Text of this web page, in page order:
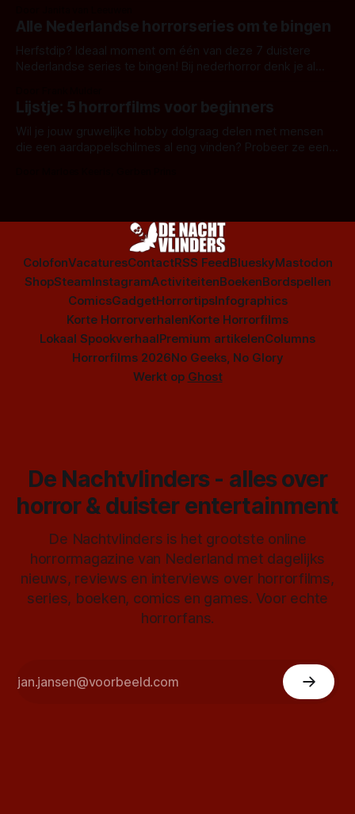
Alle Nederlandse horrorseries om te bingen
Herfstdip? Ideaal moment om één van deze 7 duistere
Nederlandse series te bingen! Bij nederhorror denk je al
Amsterdamned of The Johnsons. Maar Nederlandse horror
is niet beperkt tot films. Hier een aantal Nederlandse tv-
series uit het duistere of horrorgenre. Als
Lijstje: 5 horrorfilms voor beginners
Wil je jouw gruwelijke hobby dolgraag delen met mensen
die een aardappelschilmes al eng vinden? Probeer ze eens
ColofonVacaturesContactRSS FeedBlueskyMastodon
ShopSteamInstagramActiviteitenBoekenBordspellen
ComicsGadgetHorrortipsInfographics
Korte HorrorverhalenKorte Horrorfilms
Lokaal SpookverhaalPremium artikelenColumns
Horrorfilms 2026No Geeks, No Glory
Werkt op Ghost
De Nachtvlinders - alles over
horror & duister entertainment
De Nachtvlinders is het grootste online
horrormagazine van Nederland met dagelijks
nieuws, reviews en interviews over horrorfilms,
series, boeken, comics en games. Voor echte
horrorfans.